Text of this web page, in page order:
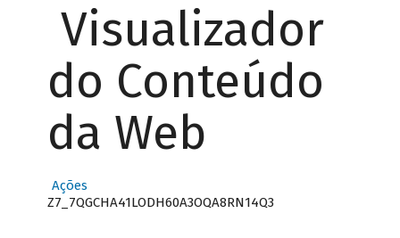
Visualizador
do Conteúdo
da Web
Ações
Z7_7QGCHA41LODH60A3OQA8RN14Q3